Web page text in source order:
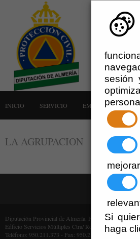
sesión
Si
haga
INICIO SERVICIO EMERGENCIAS
LA AGRUPACION
Diputación Provincial de Almería. Protección Civil (Cif:
Edficio Servicios Múltiples Ctra/ Ronda, 216 - 04009
Teléfono: 950.211.373 - Fax: 950.211.372